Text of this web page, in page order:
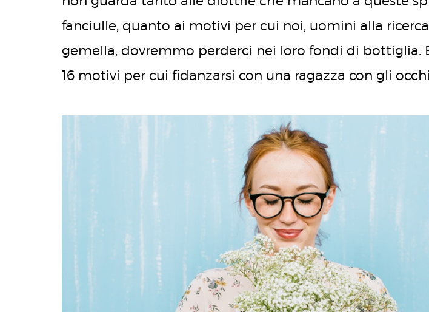
fanciulle, quanto ai motivi per cui noi, uomini alla
gemella, dovremmo perderci nei loro fondi di bottiglia.
16 motivi per cui fidanzarsi con una ragazza con gli